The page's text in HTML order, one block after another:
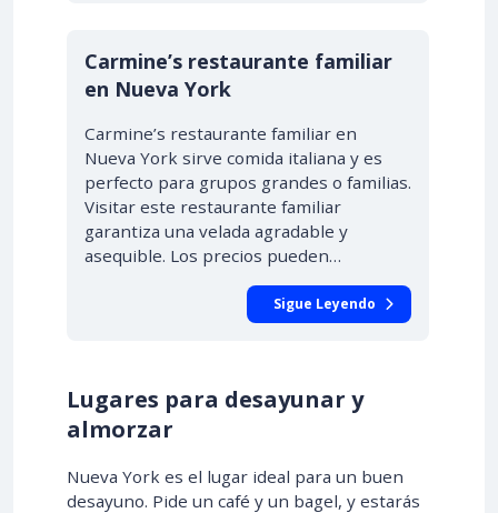
Carmine’s restaurante familiar
en Nueva York
Carmine’s restaurante familiar en
Nueva York sirve comida italiana y es
perfecto para grupos grandes o familias.
Visitar este restaurante familiar
garantiza una velada agradable y
asequible. Los precios pueden…
Sigue Leyendo
Lugares para desayunar y
almorzar
Nueva York es el lugar ideal para un buen
desayuno. Pide un café y un bagel, y estarás